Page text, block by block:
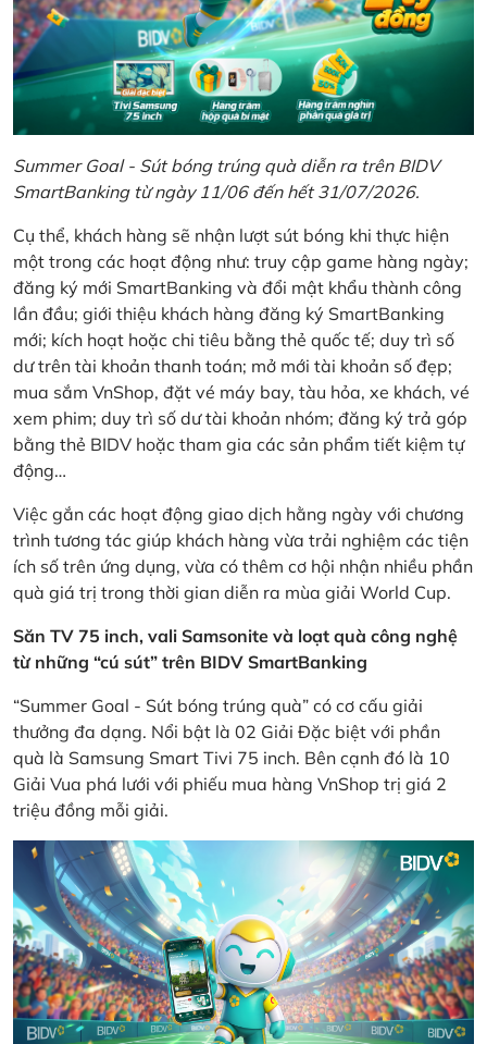
Summer Goal - Sút bóng trúng quà diễn ra trên BIDV
SmartBanking từ ngày 11/06 đến hết 31/07/2026.
Cụ thể, khách hàng sẽ nhận lượt sút bóng khi thực hiện
một trong các hoạt động như: truy cập game hàng ngày;
đăng ký mới SmartBanking và đổi mật khẩu thành công
lần đầu; giới thiệu khách hàng đăng ký SmartBanking
mới; kích hoạt hoặc chi tiêu bằng thẻ quốc tế; duy trì số
dư trên tài khoản thanh toán; mở mới tài khoản số đẹp;
mua sắm VnShop, đặt vé máy bay, tàu hỏa, xe khách, vé
xem phim; duy trì số dư tài khoản nhóm; đăng ký trả góp
bằng thẻ BIDV hoặc tham gia các sản phẩm tiết kiệm tự
động…
Việc gắn các hoạt động giao dịch hằng ngày với chương
trình tương tác giúp khách hàng vừa trải nghiệm các tiện
ích số trên ứng dụng, vừa có thêm cơ hội nhận nhiều phần
quà giá trị trong thời gian diễn ra mùa giải World Cup.
Săn TV 75 inch, vali Samsonite và loạt quà công nghệ
từ những “cú sút” trên BIDV SmartBanking
“Summer Goal - Sút bóng trúng quà” có cơ cấu giải
thưởng đa dạng. Nổi bật là 02 Giải Đặc biệt với phần
quà là Samsung Smart Tivi 75 inch. Bên cạnh đó là 10
Giải Vua phá lưới với phiếu mua hàng VnShop trị giá 2
triệu đồng mỗi giải.